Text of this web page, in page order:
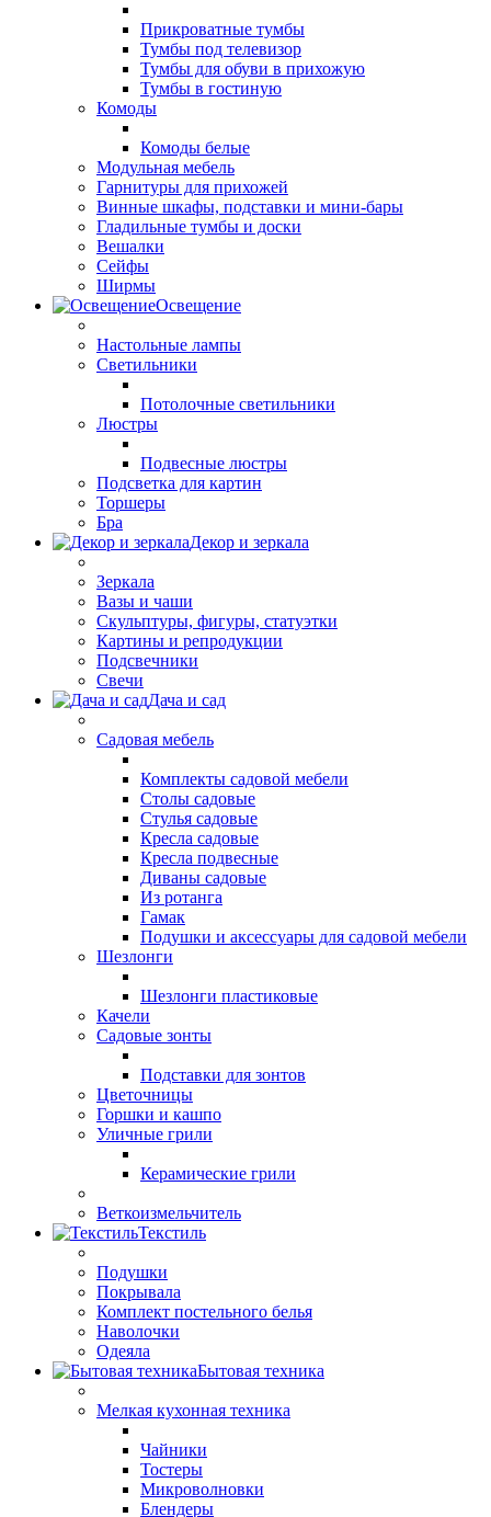
Прикроватные тумбы
Тумбы под телевизор
Тумбы для обуви в прихожую
Тумбы в гостиную
Комоды
Комоды белые
Модульная мебель
Гарнитуры для прихожей
Винные шкафы, подставки и мини-бары
Гладильные тумбы и доски
Вешалки
Сейфы
Ширмы
Освещение
Настольные лампы
Светильники
Потолочные светильники
Люстры
Подвесные люстры
Подсветка для картин
Торшеры
Бра
Декор и зеркала
Зеркала
Вазы и чаши
Скульптуры, фигуры, статуэтки
Картины и репродукции
Подсвечники
Свечи
Дача и сад
Садовая мебель
Комплекты садовой мебели
Столы садовые
Стулья садовые
Кресла садовые
Кресла подвесные
Диваны садовые
Из ротанга
Гамак
Подушки и аксессуары для садовой мебели
Шезлонги
Шезлонги пластиковые
Качели
Садовые зонты
Подставки для зонтов
Цветочницы
Горшки и кашпо
Уличные грили
Керамические грили
Веткоизмельчитель
Текстиль
Подушки
Покрывала
Комплект постельного белья
Наволочки
Одеяла
Бытовая техника
Мелкая кухонная техника
Чайники
Тостеры
Микроволновки
Блендеры